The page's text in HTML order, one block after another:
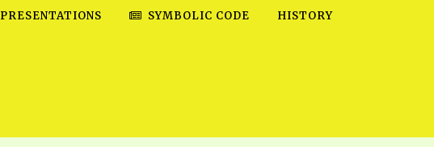
PRESENTATIONS
POWERPOINT DOWNLOAD
SYMBOLIC CODE HISTORY